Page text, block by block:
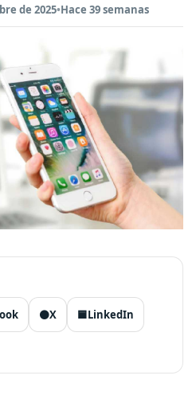
de 2025•Hace 39 semanas
⚫X 🟦LinkedIn